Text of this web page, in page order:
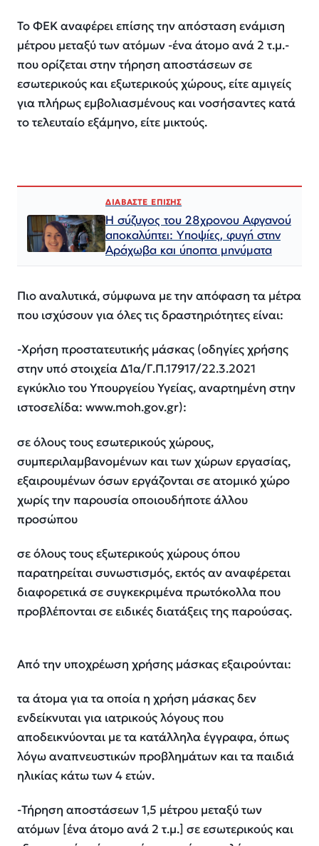
Το ΦΕΚ αναφέρει επίσης την απόσταση ενάμιση
μέτρου μεταξύ των ατόμων -ένα άτομο ανά 2 τ.μ.-
που ορίζεται στην τήρηση αποστάσεων σε
εσωτερικούς και εξωτερικούς χώρους, είτε αμιγείς
για πλήρως εμβολιασμένους και νοσήσαντες κατά
το τελευταίο εξάμηνο, είτε μικτούς.
ΔΙΑΒΑΣΤΕ ΕΠΙΣΗΣ
Η σύζυγος του 28χρονου Αφγανού
αποκαλύπτει: Υποψίες, φυγή στην
Αράχωβα και ύποπτα μηνύματα
Πιο αναλυτικά, σύμφωνα με την απόφαση τα μέτρα
που ισχύσουν για όλες τις δραστηριότητες είναι:
-Χρήση προστατευτικής μάσκας (οδηγίες χρήσης
στην υπό στοιχεία Δ1α/Γ.Π.17917/22.3.2021
εγκύκλιο του Υπουργείου Υγείας, αναρτημένη στην
ιστοσελίδα: www.moh.gov.gr):
σε όλους τους εσωτερικούς χώρους,
συμπεριλαμβανομένων και των χώρων εργασίας,
εξαιρουμένων όσων εργάζονται σε ατομικό χώρο
χωρίς την παρουσία οποιουδήποτε άλλου
προσώπου
σε όλους τους εξωτερικούς χώρους όπου
παρατηρείται συνωστισμός, εκτός αν αναφέρεται
διαφορετικά σε συγκεκριμένα πρωτόκολλα που
προβλέπονται σε ειδικές διατάξεις της παρούσας.
Από την υποχρέωση χρήσης μάσκας εξαιρούνται:
τα άτομα για τα οποία η χρήση μάσκας δεν
ενδείκνυται για ιατρικούς λόγους που
αποδεικνύονται με τα κατάλληλα έγγραφα, όπως
λόγω αναπνευστικών προβλημάτων και τα παιδιά
ηλικίας κάτω των 4 ετών.
-Τήρηση αποστάσεων 1,5 μέτρου μεταξύ των
ατόμων [ένα άτομο ανά 2 τ.μ.] σε εσωτερικούς και